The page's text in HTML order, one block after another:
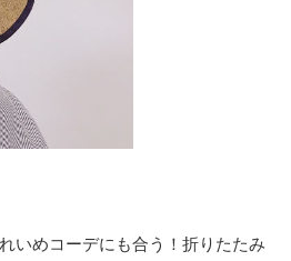
いめコーデにも合う！折りたたみ